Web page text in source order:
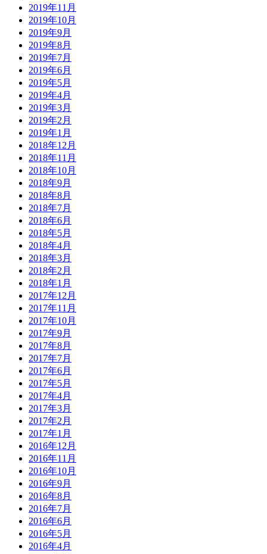
2019年11月
2019年10月
2019年9月
2019年8月
2019年7月
2019年6月
2019年5月
2019年4月
2019年3月
2019年2月
2019年1月
2018年12月
2018年11月
2018年10月
2018年9月
2018年8月
2018年7月
2018年6月
2018年5月
2018年4月
2018年3月
2018年2月
2018年1月
2017年12月
2017年11月
2017年10月
2017年9月
2017年8月
2017年7月
2017年6月
2017年5月
2017年4月
2017年3月
2017年2月
2017年1月
2016年12月
2016年11月
2016年10月
2016年9月
2016年8月
2016年7月
2016年6月
2016年5月
2016年4月